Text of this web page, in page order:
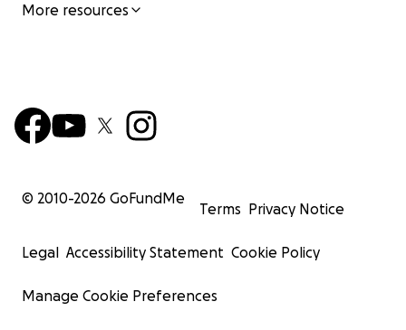
More resources
© 2010-2026 GoFundMe
Terms Privacy Notice
Legal Accessibility Statement Cookie Policy
Manage Cookie Preferences